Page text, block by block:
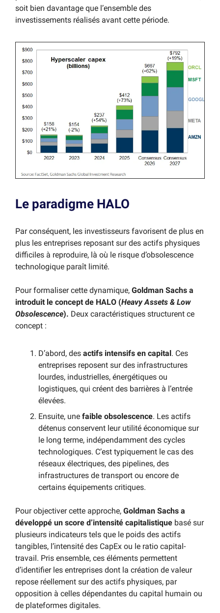
soit bien davantage que l’ensemble des
investissements réalisés avant cette période.
Le paradigme HALO
Par conséquent, les investisseurs favorisent de plus en
plus les entreprises reposant sur des actifs physiques
difficiles à reproduire, là où le risque d’obsolescence
technologique paraît limité.
Pour formaliser cette dynamique, Goldman Sachs a
introduit le concept de HALO (Heavy Assets & Low
Obsolescence). Deux caractéristiques structurent ce
concept :
D’abord, des actifs intensifs en capital . Ces
entreprises reposent sur des infrastructures
lourdes, industrielles, énergétiques ou
logistiques, qui créent des barrières à l’entrée
élevées.
Ensuite, une faible obsolescence. Les actifs
détenus conservent leur utilité économique sur
le long terme, indépendamment des cycles
technologiques. C’est typiquement le cas des
réseaux électriques, des pipelines, des
infrastructures de transport ou encore de
certains équipements critiques.
Pour objectiver cette approche, Goldman Sachs a
développé un score d’intensité capitalistique basé sur
plusieurs indicateurs tels que le poids des actifs
tangibles, l’intensité des CapEx ou le ratio capital-
travail. Pris ensemble, ces éléments permettent
d’identifier les entreprises dont la création de valeur
repose réellement sur des actifs physiques, par
opposition à celles dépendantes du capital humain ou
de plateformes digitales.